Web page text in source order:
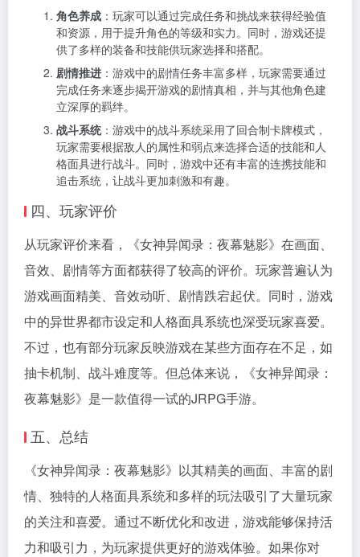
角色养成 ：玩家可以通过完成任务和挑战来获得经验值
和资源，用于提升角色的等级和实力。同时，游戏还提
供了多样的装备和技能供玩家选择和搭配。
剧情推进 ：游戏中的剧情任务丰富多样，玩家需要通过
完成任务来逐步揭开游戏的剧情真相，并与其他角色建
立深厚的羁绊。
战斗系统：游戏中的战斗系统采用了回合制卡牌模式，
玩家需要根据敌人的属性和弱点来选择合适的技能和人
格面具进行战斗。同时，游戏中还有丰富的连携技能和
追击系统，让战斗更加刺激和有趣。
四、玩家评价
从玩家评价来看，《女神异闻录：夜幕魅影》在画面、
音效、剧情等方面都获得了较高的评价。玩家普遍认为
游戏画面精美、音效动听、剧情跌宕起伏。同时，游戏
中的异世界都市设定和人格面具系统也深受玩家喜爱。
不过，也有部分玩家反映游戏在某些方面存在不足，如
抽卡机制、战斗难度等。但总体来说，《女神异闻录：
夜幕魅影》是一款值得一试的JRPG手游。
五、总结
《女神异闻录：夜幕魅影》以其精美的画面、丰富的剧
情、独特的人格面具系统和多样的玩法吸引了大量玩家
的关注和喜爱。通过不断优化和改进，游戏能够保持活
力和吸引力，为玩家提供更好的游戏体验。如果你对